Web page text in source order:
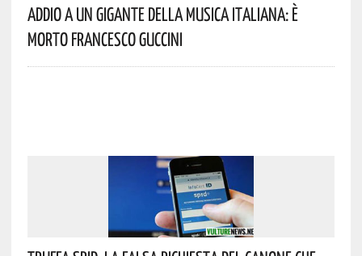
Addio A Un Gigante Della Musica Italiana: È
Morto Francesco Guccini